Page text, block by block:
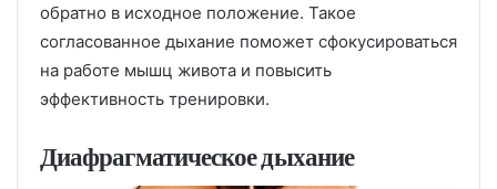
обратно в исходное положение. Такое
согласованное дыхание поможет сфокусироваться
на работе мышц живота и повысить
эффективность тренировки.
Диафрагматическое дыхание